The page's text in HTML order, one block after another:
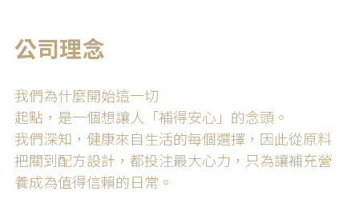
公司理念
我們為什麼開始這一切
起點，是一個想讓人「補得安心」的念頭。
我們深知，健康來自生活的每個選擇，因此從原料
把關到配方設計，都投注最大心力，只為讓補充營
養成為值得信賴的日常。